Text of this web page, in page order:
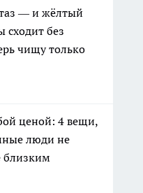
— и жёлтый
сходит без
чищу только
ценой: 4 вещи,
люди не
близким